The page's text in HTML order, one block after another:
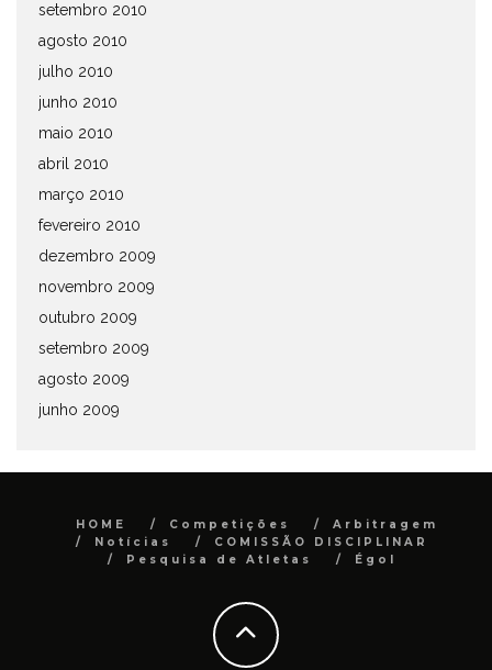
setembro 2010
agosto 2010
julho 2010
junho 2010
maio 2010
abril 2010
março 2010
fevereiro 2010
dezembro 2009
novembro 2009
outubro 2009
setembro 2009
agosto 2009
junho 2009
HOME Competições
Arbitragem
Notícias
COMISSÃO DISCIPLINAR
Pesquisa de Atletas
Égol